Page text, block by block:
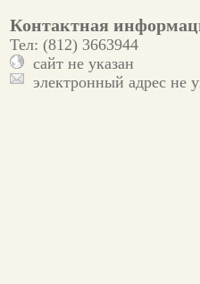
Контактная
Тел: (812) 3663944
сайт не указан
электронный адрес не